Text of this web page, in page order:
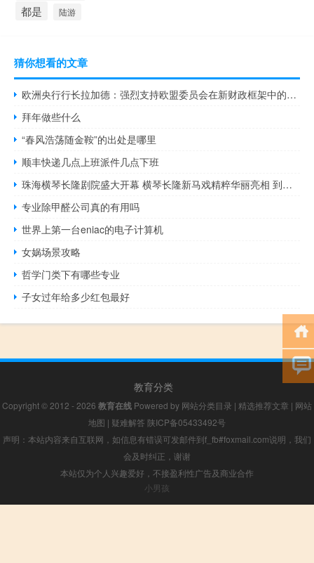
都是 陆游
猜你想看的文章
欧洲央行行长拉加德：强烈支持欧盟委员会在新财政框架中的目标
拜年做些什么
“春风浩荡随金鞍”的出处是哪里
顺丰快递几点上班派件几点下班
珠海横琴长隆剧院盛大开幕 横琴长隆新马戏精粹华丽亮相 到底什么情况嘞
专业除甲醛公司真的有用吗
世界上第一台eniac的电子计算机
女娲场景攻略
哲学门类下有哪些专业
子女过年给多少红包最好
教育分类
Copyright © 2012 - 2026 教育在线 Powered by 网站分类目录 | 精选推荐文章 | 网站
地图 | 疑难解答 陕ICP备05433492号
声明：本站内容来自互联网，如信息有错误可发邮件到f_fb#foxmail.com说明，我们
会及时纠正，谢谢
本站仅为个人兴趣爱好，不接盈利性广告及商业合作
小男孩